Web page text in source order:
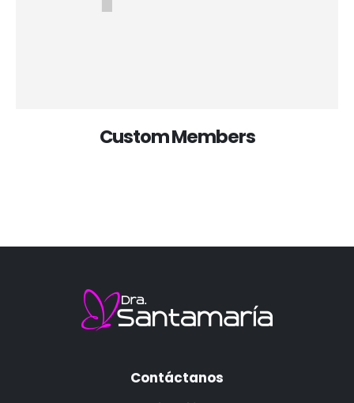
Custom Members
Contáctanos